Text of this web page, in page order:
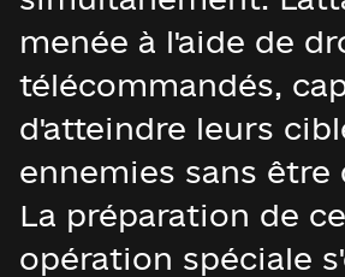
menée à l'aide de
télécommandés,
d'atteindre leurs
ennemies sans être
La préparation de
opération spéciale